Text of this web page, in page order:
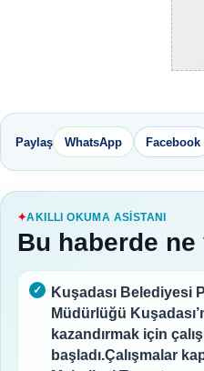
Paylaş WhatsApp Facebook
AKILLI OKUMA ASISTANI
Bu haberde ne
Kuşadası Belediyesi
Müdürlüğü
kazandırmak için
başladı.Çalışmalar